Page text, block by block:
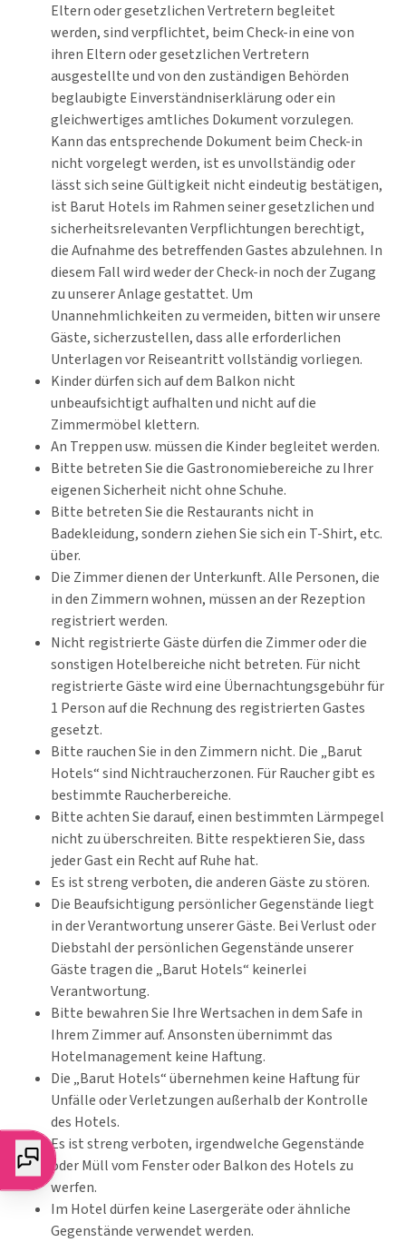
Eltern oder gesetzlichen Vertretern begleitet
werden, sind verpflichtet, beim Check-in eine von
ihren Eltern oder gesetzlichen Vertretern
ausgestellte und von den zuständigen Behörden
beglaubigte Einverständniserklärung oder ein
gleichwertiges amtliches Dokument vorzulegen.
Kann das entsprechende Dokument beim Check-in
nicht vorgelegt werden, ist es unvollständig oder
lässt sich seine Gültigkeit nicht eindeutig bestätigen,
ist Barut Hotels im Rahmen seiner gesetzlichen und
sicherheitsrelevanten Verpflichtungen berechtigt,
die Aufnahme des betreffenden Gastes abzulehnen. In
diesem Fall wird weder der Check-in noch der Zugang
zu unserer Anlage gestattet. Um
Unannehmlichkeiten zu vermeiden, bitten wir unsere
Gäste, sicherzustellen, dass alle erforderlichen
Unterlagen vor Reiseantritt vollständig vorliegen.
Kinder dürfen sich auf dem Balkon nicht
unbeaufsichtigt aufhalten und nicht auf die
Zimmermöbel klettern.
An Treppen usw. müssen die Kinder begleitet werden.
Bitte betreten Sie die Gastronomiebereiche zu Ihrer
eigenen Sicherheit nicht ohne Schuhe.
Bitte betreten Sie die Restaurants nicht in
Badekleidung, sondern ziehen Sie sich ein T-Shirt, etc.
über.
Die Zimmer dienen der Unterkunft. Alle Personen, die
in den Zimmern wohnen, müssen an der Rezeption
registriert werden.
Nicht registrierte Gäste dürfen die Zimmer oder die
sonstigen Hotelbereiche nicht betreten. Für nicht
registrierte Gäste wird eine Übernachtungsgebühr für
1 Person auf die Rechnung des registrierten Gastes
gesetzt.
Bitte rauchen Sie in den Zimmern nicht. Die „Barut
Hotels“ sind Nichtraucherzonen. Für Raucher gibt es
bestimmte Raucherbereiche.
Bitte achten Sie darauf, einen bestimmten Lärmpegel
nicht zu überschreiten. Bitte respektieren Sie, dass
jeder Gast ein Recht auf Ruhe hat.
Es ist streng verboten, die anderen Gäste zu stören.
Die Beaufsichtigung persönlicher Gegenstände liegt
in der Verantwortung unserer Gäste. Bei Verlust oder
Diebstahl der persönlichen Gegenstände unserer
Gäste tragen die „Barut Hotels“ keinerlei
Verantwortung.
Bitte bewahren Sie Ihre Wertsachen in dem Safe in
Ihrem Zimmer auf. Ansonsten übernimmt das
Hotelmanagement keine Haftung.
Die „Barut Hotels“ übernehmen keine Haftung für
Unfälle oder Verletzungen außerhalb der Kontrolle
des Hotels.
Es ist streng verboten, irgendwelche Gegenstände
oder Müll vom Fenster oder Balkon des Hotels zu
werfen.
Im Hotel dürfen keine Lasergeräte oder ähnliche
Gegenstände verwendet werden.